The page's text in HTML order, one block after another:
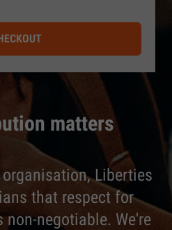
matters
Liberties
that respect for
negotiable. We're